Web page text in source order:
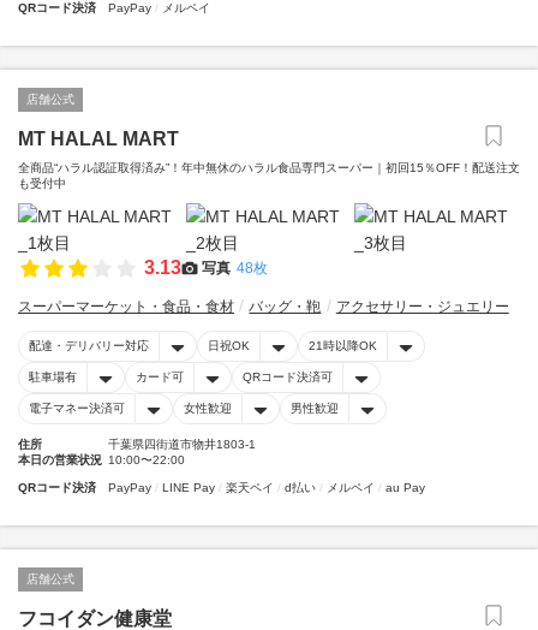
QRコード決済 PayPay メルペイ
店舗公式
MT HALAL MART
全商品“ハラル認証取得済み”！年中無休のハラル食品専門スーパー｜初回15％OFF！配送注文
も受付中
3.13 写真 48枚
スーパーマーケット・食品・食材 バッグ・鞄 アクセサリー・ジュエリー
配達・デリバリー対応 日祝OK 21時以降OK
駐車場有 カード可 QRコード決済可
電子マネー決済可 女性歓迎 男性歓迎
住所
千葉県四街道市物井1803-1
本日の営業状況 10:00〜22:00
QRコード決済 PayPay LINE Pay 楽天ペイ d払い メルペイ au Pay
店舗公式
フコイダン健康堂